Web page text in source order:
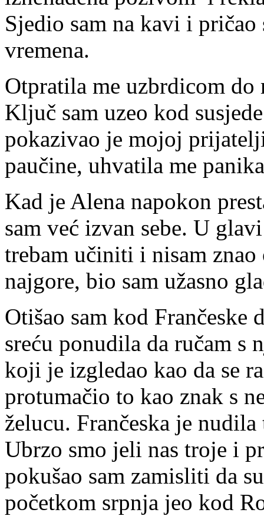
Sjedio sam na kavi i
vremena.
Otpratila me uzbrdicom do
Ključ sam uzeo kod
pokazivao je mojoj
paučine, uhvatila me
Kad je Alena napokon
sam već izvan sebe. U
trebam učiniti i nisam
najgore, bio sam užasno
Otišao sam kod Frančeske
sreću ponudila da ručam s
koji je izgledao kao da se
protumačio to kao znak s
želucu. Frančeska je
Ubrzo smo jeli nas troje i
pokušao sam zamisliti da
početkom srpnja jeo kod